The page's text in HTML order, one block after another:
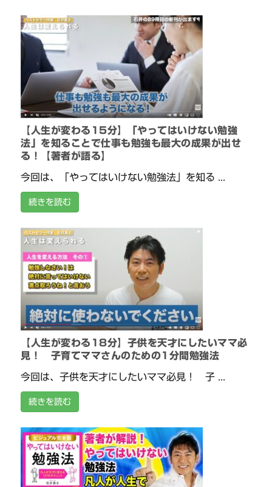
【人生が変わる15分】「やってはいけない勉強
法」を知ることで仕事も勉強も最大の成果が出せ
る！【著者が語る】
今回は、「やってはいけない勉強法」を知る ...
続きを読む
【人生が変わる18分】子供を天才にしたいママ必
見！ 子育てママさんのための1分間勉強法
今回は、子供を天才にしたいママ必見！ 子 ...
続きを読む